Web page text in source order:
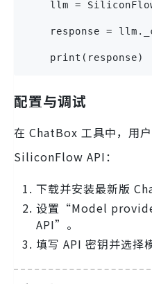
llm =
response =
    print(response)
配置与调试
在 ChatBox 工具中，用
SiliconFlow API：
下载并安装最新版
设置“Model
API”。
填写 API 密钥并选择